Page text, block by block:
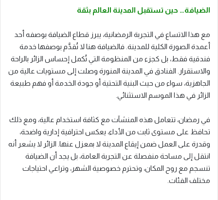
الضيافة… حين تستقبل المدينة العالم بثقة
مع هذا الاتساع في التجربة الرمضانية، يبرز قطاع الضيافة بوصفه أحد
أعمدة الصورة الكلية للمدينة. فالضيافة هنا لا تُقدَّم بوصفها خدمة
فندقية فقط، بل كجزء من المنظومة التي تُكمل إحساس الزائر بالراحة
والاستقرار. الفنادق في المدينة المنورة وصلت إلى مستويات عالية من
الجاهزية، سواء من حيث البنية التحتية أو جودة الخدمة أو فهم طبيعة
الزائر في هذا الموسم الاستثنائي.
في رمضان، تتعامل هذه المنشآت مع كثافة استخدام عالية، ومع ذلك
تحافظ على مستوى ثابت من الأداء، يعكس احترافية إدارية واضحة،
وقدرة على العمل ضمن إيقاع المدينة لا بمعزل عنها. الزائر لا يشعر أنه
انتقل إلى مساحة منفصلة عن التجربة العامة، بل يجد أن الضيافة
تنسجم مع روح المكان، وتحترم خصوصية الشهر، وتراعي احتياجات
مختلف الفئات.